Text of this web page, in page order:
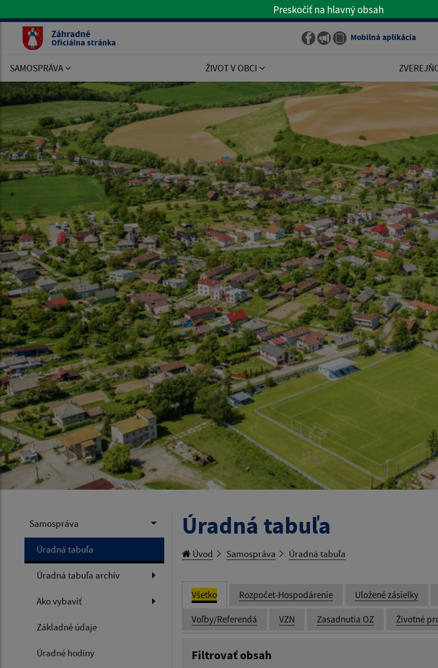
Preskočiť na hlavné menu
Preskočiť na hlavný obsah
Záhradné
Oficiálna stránka Obecný rozhlas
Mobilná aplikácia
SAMOSPRÁVA ŽIVOT V OBCI
Samospráva
Úradná tabuľa
Úradná tabuľa archív
Ako vybaviť
Základné údaje
Úradné hodiny
Úradná tabuľa
Úvod Samospráva Úradná tabuľa
Všetko Rozpočet-Hospodárenie Uložené zásielky
Voľby/Referendá VZN Zasadnutia OZ Životné
Filtrovať obsah